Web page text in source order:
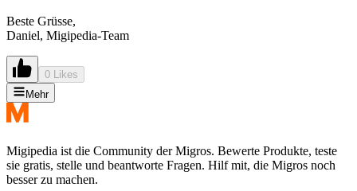
Beste Grüsse,
Daniel, Migipedia-Team
0 Likes
Mehr
Migipedia ist die Community der Migros. Bewerte Produkte, teste
sie gratis, stelle und beantworte Fragen. Hilf mit, die Migros noch
besser zu machen.